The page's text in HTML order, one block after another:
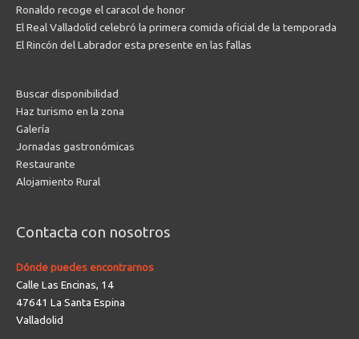
Ronaldo recoge el caracol de honor
El Real Valladolid celebró la primera comida oficial de la temporada
El Rincón del Labrador esta presente en las fallas
Buscar disponibilidad
Haz turismo en la zona
Galería
Jornadas gastronómicas
Restaurante
Alojamiento Rural
Contacta con nosotros
Dónde puedes encontrarnos
Calle Las Encinas, 14
47641 La Santa Espina
Valladolid